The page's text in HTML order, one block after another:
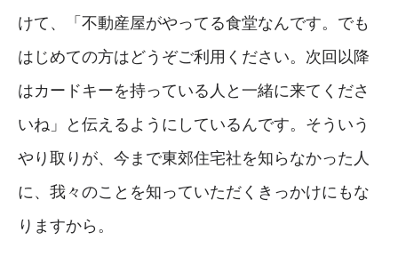
けて、「不動産屋がやってる食堂なんです。でも
はじめての方はどうぞご利用ください。次回以降
はカードキーを持っている人と一緒に来てくださ
いね」と伝えるようにしているんです。そういう
やり取りが、今まで東郊住宅社を知らなかった人
に、我々のことを知っていただくきっかけにもな
りますから。